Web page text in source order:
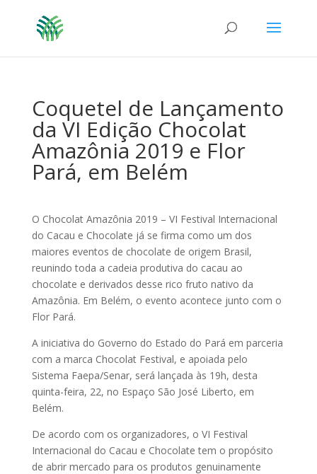
Coquetel de Lançamento
da VI Edição Chocolat
Amazônia 2019 e Flor
Pará, em Belém
O Chocolat Amazônia 2019 – VI Festival Internacional
do Cacau e Chocolate já se firma como um dos
maiores eventos de chocolate de origem Brasil,
reunindo toda a cadeia produtiva do cacau ao
chocolate e derivados desse rico fruto nativo da
Amazônia. Em Belém, o evento acontece junto com o
Flor Pará.
A iniciativa do Governo do Estado do Pará em parceria
com a marca Chocolat Festival, e apoiada pelo
Sistema Faepa/Senar, será lançada às 19h, desta
quinta-feira, 22, no Espaço São José Liberto, em
Belém.
De acordo com os organizadores, o VI Festival
Internacional do Cacau e Chocolate tem o propósito
de abrir mercado para os produtos genuinamente